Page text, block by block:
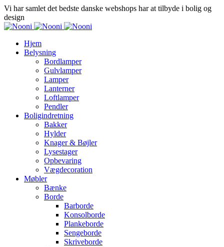
Vi har samlet det bedste danske webshops har at tilbyde i bolig og
design
Hjem
Belysning
Bordlamper
Gulvlamper
Lamper
Lanterner
Loftlamper
Pendler
Boligindretning
Bakker
Hylder
Knager & Bøjler
Lysestager
Opbevaring
Vægdecoration
Møbler
Bænke
Borde
Barborde
Konsolborde
Plankeborde
Sengeborde
Skriveborde